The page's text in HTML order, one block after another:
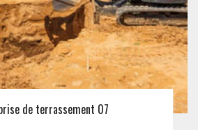
de terrassement 07